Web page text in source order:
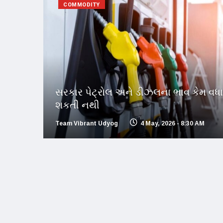
COMMODITY
સરકાર પેટ્રોલ અને ડીઝલના ભાવ કેમ
શકતી નથી
Team Vibrant Udyog 4 May, 2026 - 8:30 AM